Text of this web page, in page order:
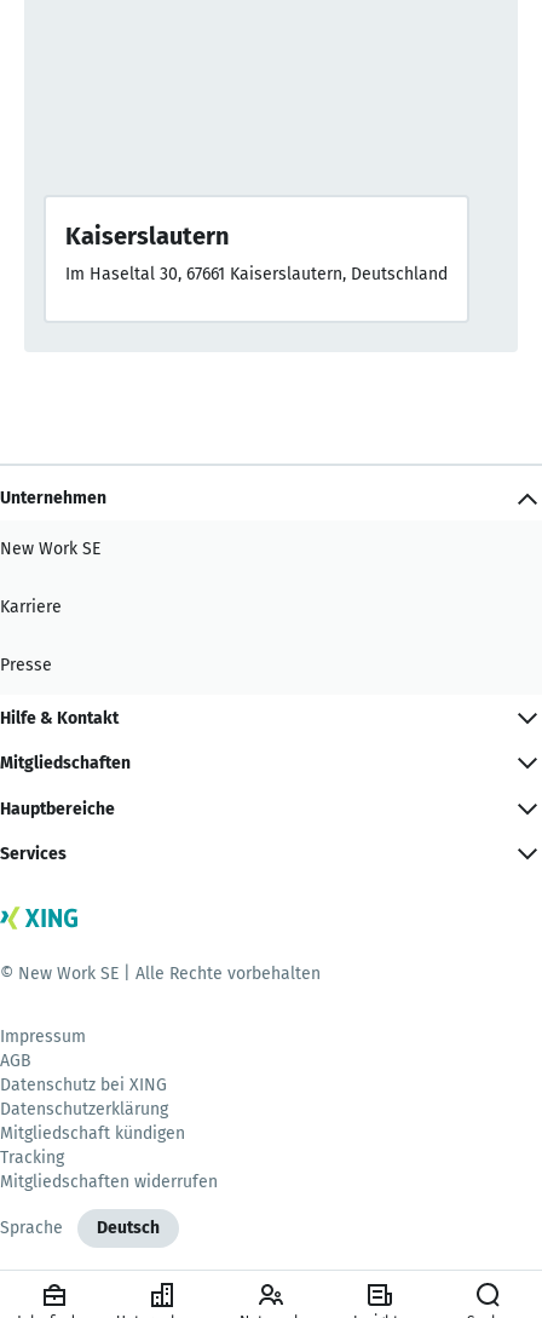
Kaiserslautern
Im Haseltal 30, 67661 Kaiserslautern, Deutschland
Unternehmen
New Work SE
Karriere
Presse
Hilfe & Kontakt
Mitgliedschaften
Hauptbereiche
Services
© New Work SE | Alle Rechte vorbehalten
Impressum
AGB
Datenschutz bei XING
Datenschutzerklärung
Mitgliedschaft kündigen
Tracking
Mitgliedschaften widerrufen
Sprache Deutsch